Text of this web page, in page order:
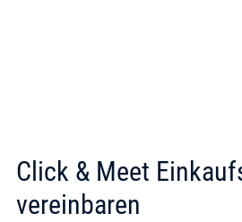
Click & Meet
vereinbaren